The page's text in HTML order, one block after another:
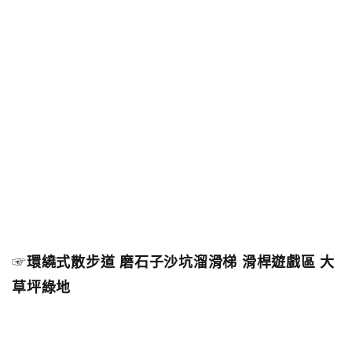
☞環繞式散步道 磨石子沙坑溜滑梯 滑桿遊戲區 大
草坪綠地